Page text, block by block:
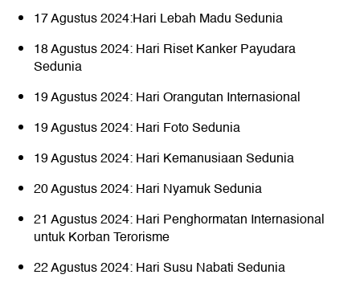
17 Agustus 2024:Hari Lebah Madu Sedunia
18 Agustus 2024: Hari Riset Kanker Payudara
Sedunia
19 Agustus 2024: Hari Orangutan Internasional
19 Agustus 2024: Hari Foto Sedunia
19 Agustus 2024: Hari Kemanusiaan Sedunia
20 Agustus 2024: Hari Nyamuk Sedunia
21 Agustus 2024: Hari Penghormatan Internasional
untuk Korban Terorisme
22 Agustus 2024: Hari Susu Nabati Sedunia